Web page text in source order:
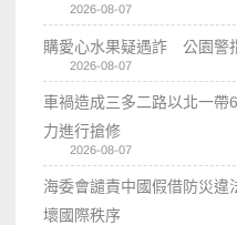
2026-08-07
購愛心水果疑遇詐 公園警
2026-08-07
車禍造成三多二路以北一帶
力進行搶修
2026-08-07
海委會譴責中國假借防災違
壞國際秩序